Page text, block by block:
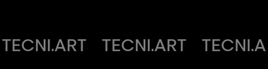
TECNI.ART TECNI.ART
TECNI.A